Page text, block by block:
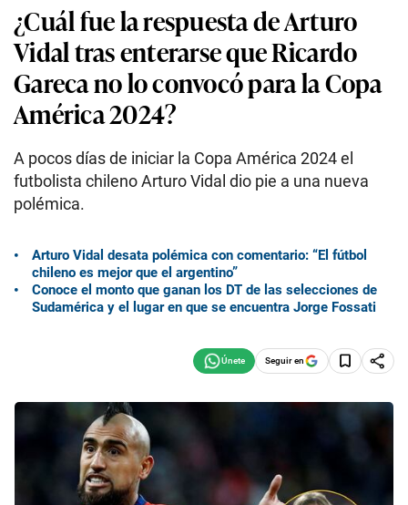
¿Cuál fue la respuesta de Arturo
Vidal tras enterarse que Ricardo
Gareca no lo convocó para la Copa
América 2024?
A pocos días de iniciar la Copa América 2024 el
futbolista chileno Arturo Vidal dio pie a una nueva
polémica.
Arturo Vidal desata polémica con comentario: “El fútbol
chileno es mejor que el argentino”
Conoce el monto que ganan los DT de las selecciones de
Sudamérica y el lugar en que se encuentra Jorge Fossati
Seguir en